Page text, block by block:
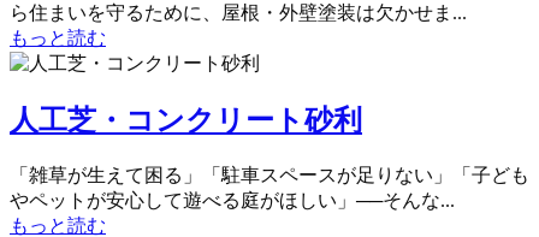
ら住まいを守るために、屋根・外壁塗装は欠かせま...
もっと読む
人工芝・コンクリート砂利
「雑草が生えて困る」「駐車スペースが足りない」「子ども
やペットが安心して遊べる庭がほしい」──そんな...
もっと読む